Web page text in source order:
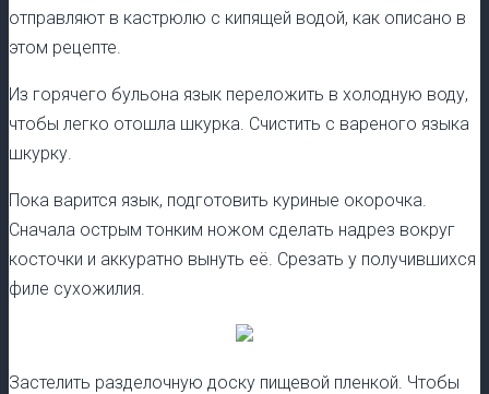
отправляют в кастрюлю с кипящей водой, как описано в
этом рецепте.
Из горячего бульона язык переложить в холодную воду,
чтобы легко отошла шкурка. Счистить с вареного языка
шкурку.
Пока варится язык, подготовить куриные окорочка.
Сначала острым тонким ножом сделать надрез вокруг
косточки и аккуратно вынуть её. Срезать у получившихся
филе сухожилия.
Застелить разделочную доску пищевой пленкой. Чтобы